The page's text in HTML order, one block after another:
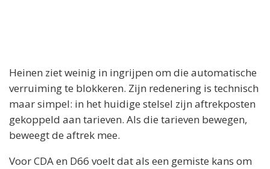
Heinen ziet weinig in ingrijpen om die automatische
verruiming te blokkeren. Zijn redenering is technisch
maar simpel: in het huidige stelsel zijn aftrekposten
gekoppeld aan tarieven. Als die tarieven bewegen,
beweegt de aftrek mee.
Voor CDA en D66 voelt dat als een gemiste kans om